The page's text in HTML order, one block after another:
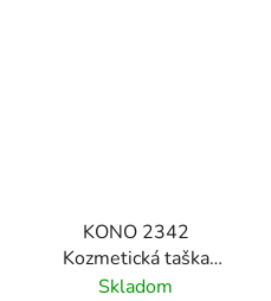
KONO 2342
Kozmetická taška
Ružová/Telová na
Skladom